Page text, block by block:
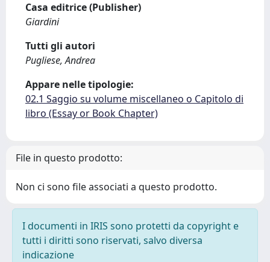
Casa editrice (Publisher)
Giardini
Tutti gli autori
Pugliese, Andrea
Appare nelle tipologie:
02.1 Saggio su volume miscellaneo o Capitolo di
libro (Essay or Book Chapter)
File in questo prodotto:
Non ci sono file associati a questo prodotto.
I documenti in IRIS sono protetti da copyright e
tutti i diritti sono riservati, salvo diversa
indicazione